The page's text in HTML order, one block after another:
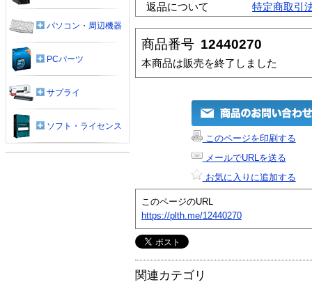
返品について
特定商取引
商品番号 12440270
本商品は販売を終了しました
このページを印刷する
メールでURLを送る
お気に入りに追加する
このページのURL
https://plth.me/12440270
関連カテゴリ
パソコン・周辺機器
PCパーツ
サプライ
ソフト・ライセンス